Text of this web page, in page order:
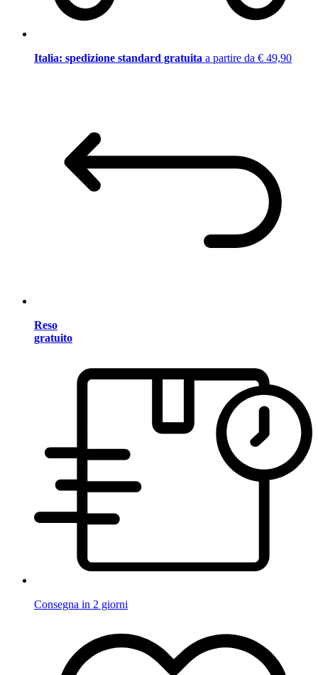
Italia: spedizione standard gratuita a partire da € 49,90
Reso
gratuito
Consegna in 2 giorni